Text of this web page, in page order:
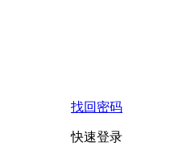
找回密码
快速登录